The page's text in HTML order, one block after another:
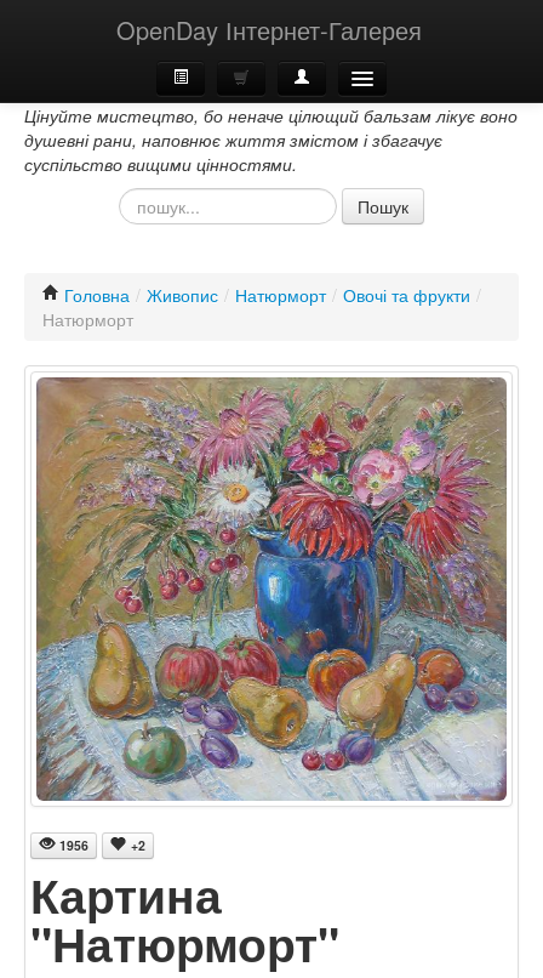
OpenDay Інтернет-Галерея
Головна
Про Нас
Цінуйте мистецтво, бо неначе цілющий бальзам лікує воно
душевні рани, наповнює життя змістом і збагачує
суспільство вищими цінностями.
Пошук
Головна / Живопис / Натюрморт / Овочі та фрукти /
Натюрморт
1956 +2
Картина
"Натюрморт"